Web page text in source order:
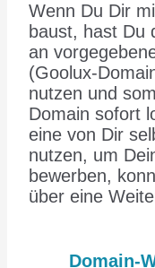
Wenn Du Dir
baust, hast Du
an
(Goolux-
nutzen und
Domain sofort
eine von Dir
nutzen, um
bewerben,
über eine
Domain-